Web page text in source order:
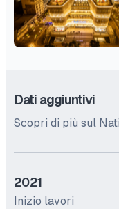
Dati aggiuntivi
Scopri di più sul
2021
Inizio lavori